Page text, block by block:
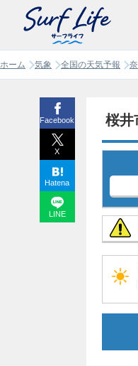
ホーム 気象 全国の天気予報
桜井
Facebook
X
Hatena
LINE